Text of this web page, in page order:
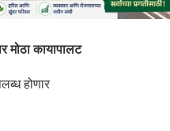
मोठा कायापालट
होणार